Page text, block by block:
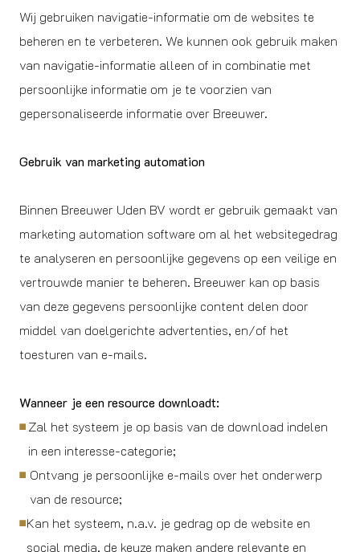
Wij gebruiken navigatie-informatie om de websites te
beheren en te verbeteren. We kunnen ook gebruik maken
van navigatie-informatie alleen of in combinatie met
persoonlijke informatie om je te voorzien van
gepersonaliseerde informatie over Breeuwer.
Gebruik van marketing automation
Binnen Breeuwer Uden BV wordt er gebruik gemaakt van
marketing automation software om al het websitegedrag
te analyseren en persoonlijke gegevens op een veilige en
vertrouwde manier te beheren. Breeuwer kan op basis
van deze gegevens persoonlijke content delen door
middel van doelgerichte advertenties, en/of het
toesturen van e-mails.
Wanneer je een resource downloadt:
Zal het systeem je op basis van de download indelen
in een interesse-categorie;
Ontvang je persoonlijke e-mails over het onderwerp
van de resource;
Kan het systeem, n.a.v. je gedrag op de website en
social media, de keuze maken andere relevante en